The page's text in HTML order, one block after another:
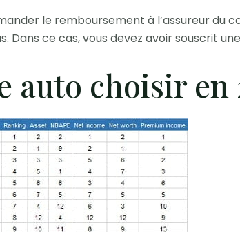
le remboursement à l’assureur du
Dans ce cas, vous devez avoir souscrit
auto choisir en